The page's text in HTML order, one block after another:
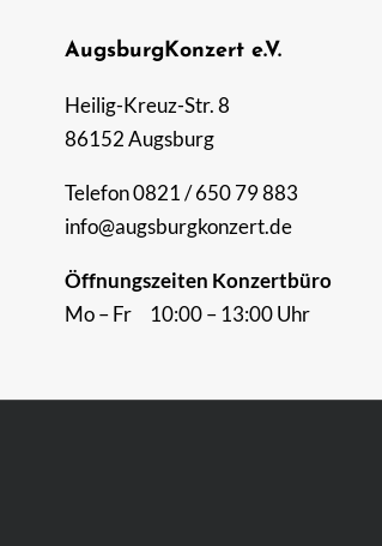
AugsburgKonzert e.V.
Heilig-Kreuz-Str. 8
86152 Augsburg
Telefon 0821 / 650 79 883
info@augsburgkonzert.de
Öffnungszeiten Konzertbüro
Mo – Fr 10:00 – 13:00 Uhr